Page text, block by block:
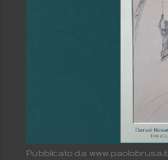
Pubblicato da www.paolobrusa.it